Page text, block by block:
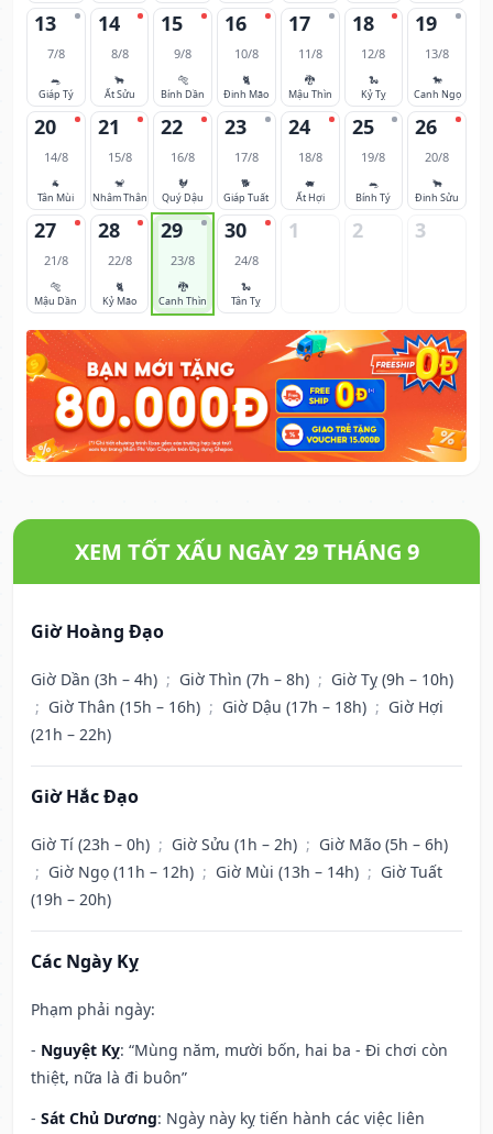
13
7/8
🐀
Giáp Tý
14
8/8
🐂
Ất Sửu
15
9/8
🐅
Bính Dần
16
10/8
🐈
Đinh Mão
17
11/8
🐉
Mậu Thìn
18
12/8
🐍
Kỷ Tỵ
19
13/8
🐎
Canh Ngọ
20
14/8
🐐
Tân Mùi
21
15/8
🐒
Nhâm Thân
22
16/8
🐓
Quý Dậu
23
17/8
🐕
Giáp Tuất
24
18/8
🐖
Ất Hợi
25
19/8
🐀
Bính Tý
26
20/8
🐂
Đinh Sửu
27
21/8
🐅
Mậu Dần
28
22/8
🐈
Kỷ Mão
29
23/8
🐉
Canh Thìn
30
24/8
🐍
Tân Tỵ
1 2 3
XEM TỐT XẤU NGÀY 29 THÁNG 9
Giờ Hoàng Đạo
Giờ Dần (3h – 4h) ; Giờ Thìn (7h – 8h) ; Giờ Tỵ (9h – 10h)
; Giờ Thân (15h – 16h) ; Giờ Dậu (17h – 18h) ; Giờ Hợi
(21h – 22h)
Giờ Hắc Đạo
Giờ Tí (23h – 0h) ; Giờ Sửu (1h – 2h) ; Giờ Mão (5h – 6h)
; Giờ Ngọ (11h – 12h) ; Giờ Mùi (13h – 14h) ; Giờ Tuất
(19h – 20h)
Các Ngày Kỵ
Phạm phải ngày:
- Nguyệt Kỵ: “Mùng năm, mười bốn, hai ba - Đi chơi còn
thiệt, nữa là đi buôn”
- Sát Chủ Dương: Ngày này kỵ tiến hành các việc liên